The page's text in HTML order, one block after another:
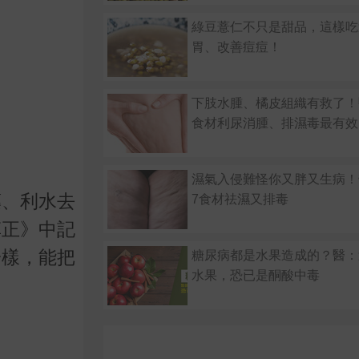
利水去
》中記
，能把
綠豆薏仁不只是甜品，這樣
胃、改善痘痘！
下肢水腫、橘皮組織有救了
食材利尿消腫、排濕毒最有效
濕氣入侵難怪你又胖又生病
7食材祛濕又排毒
糖尿病都是水果造成的？醫
水果，恐已是酮酸中毒